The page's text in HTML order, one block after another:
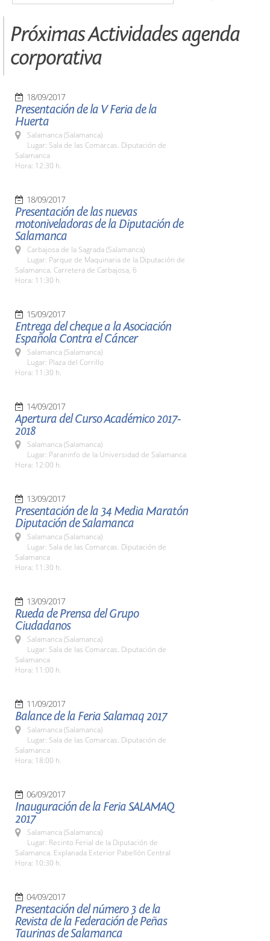
Próximas Actividades agenda
corporativa
18/09/2017
Presentación de la V Feria de la
Huerta
Salamanca (Salamanca)
Lugar: Sala de las Comarcas. Diputación de
Salamanca
Hora: 12:30 h.
18/09/2017
Presentación de las nuevas
motoniveladoras de la Diputación de
Salamanca
Carbajosa de la Sagrada (Salamanca)
Lugar: Parque de Maquinaria de la Diputación de
Salamanca. Carretera de Carbajosa, 6
Hora: 11:30 h.
15/09/2017
Entrega del cheque a la Asociación
Española Contra el Cáncer
Salamanca (Salamanca)
Lugar: Plaza del Corrillo
Hora: 11:30 h.
14/09/2017
Apertura del Curso Académico 2017-
2018
Salamanca (Salamanca)
Lugar: Paraninfo de la Universidad de Salamanca
Hora: 12:00 h.
13/09/2017
Presentación de la 34 Media Maratón
Diputación de Salamanca
Salamanca (Salamanca)
Lugar: Sala de las Comarcas. Diputación de
Salamanca
Hora: 11:30 h.
13/09/2017
Rueda de Prensa del Grupo
Ciudadanos
Salamanca (Salamanca)
Lugar: Sala de las Comarcas. Diputación de
Salamanca
Hora: 11:00 h.
11/09/2017
Balance de la Feria Salamaq 2017
Salamanca (Salamanca)
Lugar: Sala de las Comarcas. Diputación de
Salamanca
Hora: 18:00 h.
06/09/2017
Inauguración de la Feria SALAMAQ
2017
Salamanca (Salamanca)
Lugar: Recinto Ferial de la Diputación de
Salamanca. Explanada Exterior Pabellón Central
Hora: 10:30 h.
04/09/2017
Presentación del número 3 de la
Revista de la Federación de Peñas
Taurinas de Salamanca